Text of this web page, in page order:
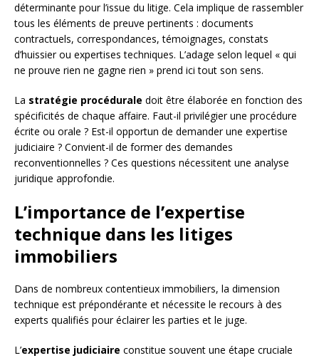
déterminante pour l’issue du litige. Cela implique de rassembler
tous les éléments de preuve pertinents : documents
contractuels, correspondances, témoignages, constats
d’huissier ou expertises techniques. L’adage selon lequel « qui
ne prouve rien ne gagne rien » prend ici tout son sens.
La stratégie procédurale doit être élaborée en fonction des
spécificités de chaque affaire. Faut-il privilégier une procédure
écrite ou orale ? Est-il opportun de demander une expertise
judiciaire ? Convient-il de former des demandes
reconventionnelles ? Ces questions nécessitent une analyse
juridique approfondie.
L’importance de l’expertise
technique dans les litiges
immobiliers
Dans de nombreux contentieux immobiliers, la dimension
technique est prépondérante et nécessite le recours à des
experts qualifiés pour éclairer les parties et le juge.
L’expertise judiciaire constitue souvent une étape cruciale